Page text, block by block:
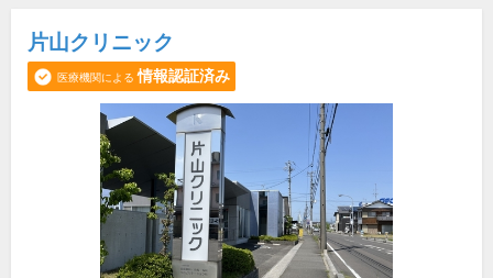
片山クリニック
医療機関による 情報認証済み